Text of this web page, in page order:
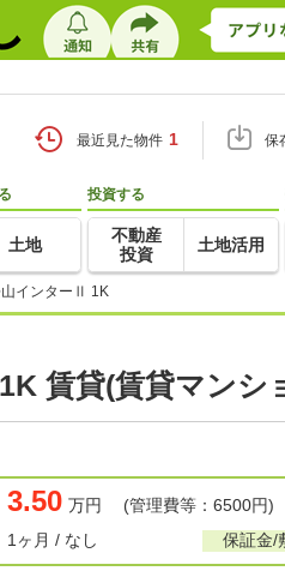
最近見た物件 1 保
土地
投資する
不動産
投資
土地活用
山インターⅡ 1K
賃貸(賃貸マンシ
3.50 万円 (管理費等：6500円)
1ヶ月 / なし 保証金/